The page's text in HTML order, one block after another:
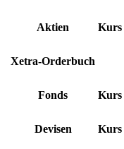
Aktien Kurs
Xetra-Orderbuch
Fonds Kurs
Devisen Kurs